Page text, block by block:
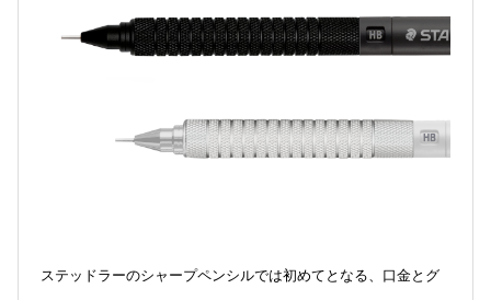
ステッドラーのシャープペンシルでは初めてとなる、口金とグ